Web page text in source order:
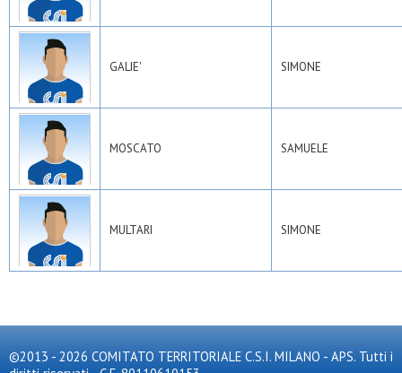
GALIE' SIMONE
MOSCATO SAMUELE
MULTARI SIMONE
©2013 - 2026 COMITATO TERRITORIALE C.S.I. MILANO - APS. Tutti i